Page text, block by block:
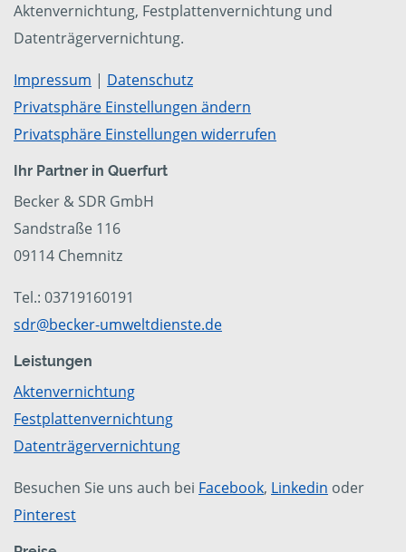
Aktenvernichtung, Festplattenvernichtung und
Datenträgervernichtung.
Impressum | Datenschutz
Privatsphäre Einstellungen ändern
Privatsphäre Einstellungen widerrufen
Ihr Partner in Querfurt
Becker & SDR GmbH
Sandstraße 116
09114 Chemnitz
Tel.: 03719160191
sdr@becker-umweltdienste.de
Leistungen
Aktenvernichtung
Festplattenvernichtung
Datenträgervernichtung
Besuchen Sie uns auch bei Facebook, Linkedin oder
Pinterest